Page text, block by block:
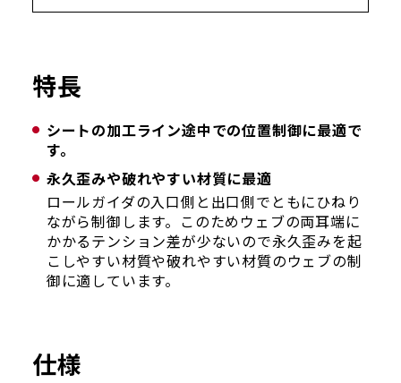
特長
シートの加工ライン途中での位置制御に最適で
す。
永久歪みや破れやすい材質に最適
ロールガイダの入口側と出口側でともにひねり
ながら制御します。このためウェブの両耳端に
かかるテンション差が少ないので永久歪みを起
こしやすい材質や破れやすい材質のウェブの制
御に適しています。
仕様